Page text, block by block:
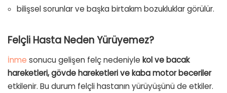
bilişsel sorunlar ve başka birtakım bozukluklar görülür.
Felçli Hasta Neden Yürüyemez?
İnme sonucu gelişen felç nedeniyle kol ve bacak
hareketleri, gövde hareketleri ve kaba motor beceriler
etkilenir. Bu durum felçli hastanın yürüyüşünü de etkiler.